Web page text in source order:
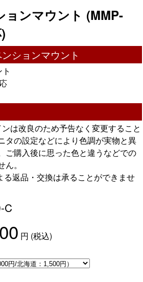
ョンマウント (MMP-
ションマウント
は改良のため予告なく変更すること
タの設定などにより色調が実物と異
ご購入後に思った色と違うなどでの
。
る返品・交換は承ることができませ
C
円 (税込)